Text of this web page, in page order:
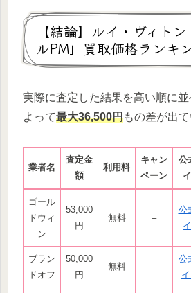
【結論】ルイ・ヴィト
ルPM」買取価格ランキ
実際に査定した結果を高い順に
よって最大36,500円もの差が出て
業者名
査定金
額
利用料
キャン
ペーン
公
ゴール
ドウィ
ン
53,000
円
無料 –
公
ブラン
ドオフ
50,000
円
無料 –
公